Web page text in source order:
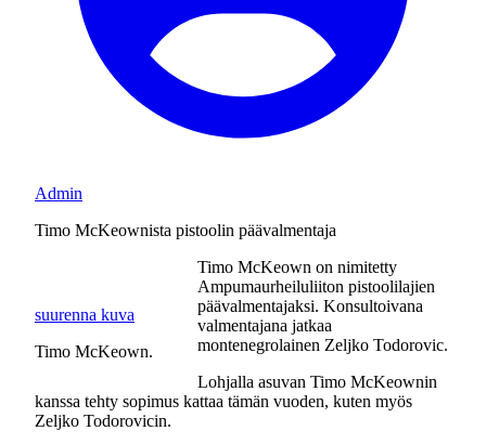
Admin
Timo McKeownista pistoolin päävalmentaja
suurenna kuva
Timo McKeown.
Timo McKeown on nimitetty
Ampumaurheiluliiton pistoolilajien
päävalmentajaksi. Konsultoivana
valmentajana jatkaa
montenegrolainen Zeljko Todorovic.
Lohjalla asuvan Timo McKeownin
kanssa tehty sopimus kattaa tämän vuoden, kuten myös
Zeljko Todorovicin.